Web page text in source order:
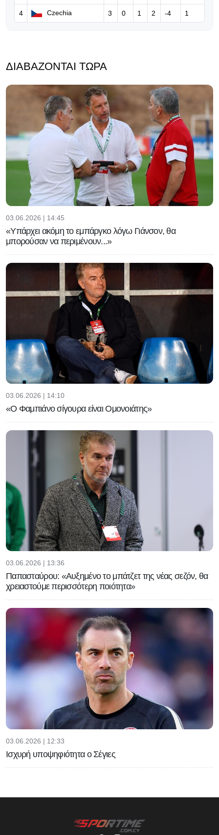
06.08.2026 | 08:39
Ο Ινφαντίνο υπόσχεται τον τελικό
05.08.2026 | 17:32
«Πρέπει να παραιτηθείς για να
σωθεί το ποδόσφαιρο»
4 Czechia 3 0 1 2 -4 1
ΔΙΑΒΆΖΟΝΤΑΙ ΤΏΡΑ
03.06.2026 | 14:45
«Υπάρχει ακόμη το εμπάργκο λόγω Γιάνσον, θα
μπορούσαν να περιμένουν...»
03.06.2026 | 14:10
«Ο Φαμπιάνο σίγουρα είναι Ομονοιάτης»
03.06.2026 | 13:36
Παπασταύρου: «Αυξημένο το μπάτζετ της νέας σεζόν, θα
χρειαστούμε περισσότερη ποιότητα»
03.06.2026 | 12:33
Ισχυρή υποψηφιότητα ο Σέγιες